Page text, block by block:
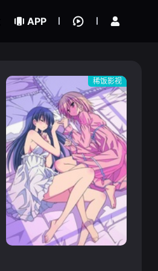
APP
稀饭影视